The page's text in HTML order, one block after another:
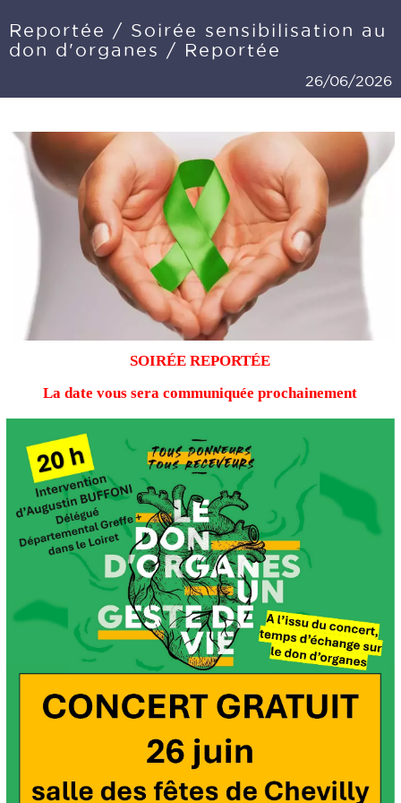
Reportée / Soirée sensibilisation au
don d'organes / Reportée
26/06/2026
SOIRÉE REPORTÉE
La date vous sera communiquée prochainement